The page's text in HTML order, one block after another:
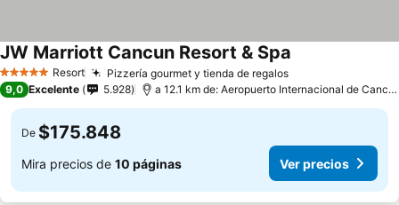
5 Estrellas Resort Pizzería gourmet y tienda de regalos
JW Marriott Cancun Resort & Spa
9,0 Excelente 5.928 a 12.1 km de: Aeropuerto Internacional de Cancún
De $175.848
Mira precios de 10 páginas Ver precios